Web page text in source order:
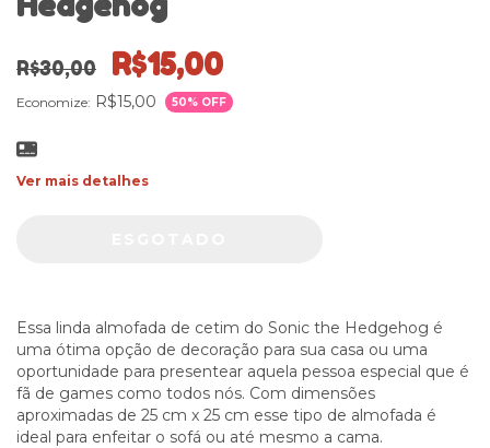
R$30,00 R$15,00
Economize: R$15,00 50% OFF
Ver mais detalhes
Essa linda almofada de cetim do Sonic the Hedgehog é
uma ótima opção de decoração para sua casa ou uma
oportunidade para presentear aquela pessoa especial que é
fã de games como todos nós. Com dimensões
aproximadas de 25 cm x 25 cm esse tipo de almofada é
ideal para enfeitar o sofá ou até mesmo a cama.